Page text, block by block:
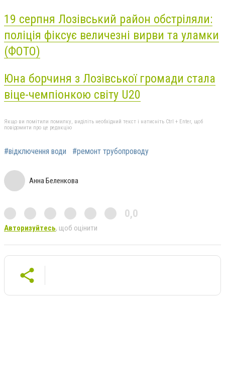
19 серпня Лозівський район обстріляли:
поліція фіксує величезні вирви та уламки
(ФОТО)
Юна борчиня з Лозівської громади стала
віце-чемпіонкою світу U20
Якщо ви помітили помилку, виділіть необхідний текст і натисніть Ctrl + Enter, щоб
повідомити про це редакцію
#відключення води #ремонт трубопроводу
Анна Беленкова
0,0
Авторизуйтесь, щоб оцінити